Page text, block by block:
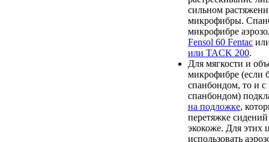
сильном
микрофибры.
микрофибре
Fensol 60 Fentac
или TACK 200.
Для мягкости и
микрофибре (если
спанбондом, то и
спанбондом)
на подложке,
перетяжке
экокоже. Для этих
использовать